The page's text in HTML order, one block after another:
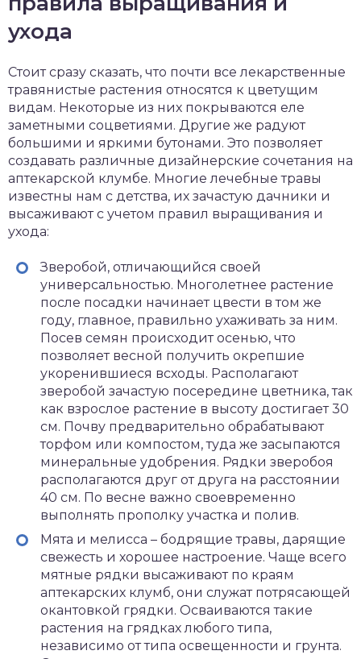
ухода
Стоит сразу сказать, что почти все лекарственные
травянистые растения относятся к цветущим
видам. Некоторые из них покрываются еле
заметными соцветиями. Другие же радуют
большими и яркими бутонами. Это позволяет
создавать различные дизайнерские сочетания на
аптекарской клумбе. Многие лечебные травы
известны нам с детства, их зачастую дачники и
высаживают с учетом правил выращивания и
ухода:
Зверобой, отличающийся своей
универсальностью. Многолетнее растение
после посадки начинает цвести в том же
году, главное, правильно ухаживать за ним.
Посев семян происходит осенью, что
позволяет весной получить окрепшие
укоренившиеся всходы. Располагают
зверобой зачастую посередине цветника, так
как взрослое растение в высоту достигает 30
см. Почву предварительно обрабатывают
торфом или компостом, туда же засыпаются
минеральные удобрения. Рядки зверобоя
располагаются друг от друга на расстоянии
40 см. По весне важно своевременно
выполнять прополку участка и полив.
Мята и мелисса – бодрящие травы, дарящие
свежесть и хорошее настроение. Чаще всего
мятные рядки высаживают по краям
аптекарских клумб, они служат потрясающей
окантовкой грядки. Осваиваются такие
растения на грядках любого типа,
независимо от типа освещенности и грунта.